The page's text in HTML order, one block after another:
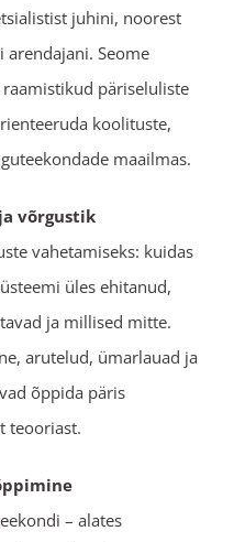
juhini, noorest
Seome
päriseluliste
koolituste,
maailmas.
võrgustik
vahetamiseks: kuidas
üles ehitanud,
ja millised mitte.
arutelud, ümarlauad ja
õppida päris
teooriast.
– alates